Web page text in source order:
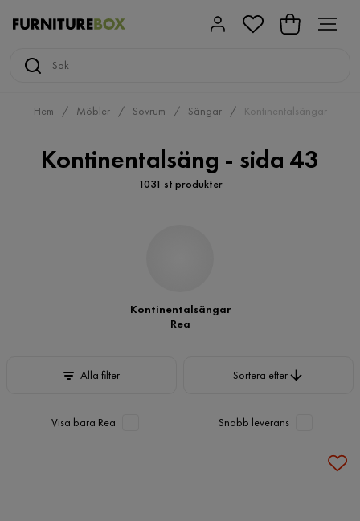
Hem Möbler Sovrum Sängar Kontinentalsängar
Kontinentalsäng - sida 43
1031 st produkter
Kontinentalsängar
Rea
Alla filter Sortera efter
Visa bara Rea Snabb leverans